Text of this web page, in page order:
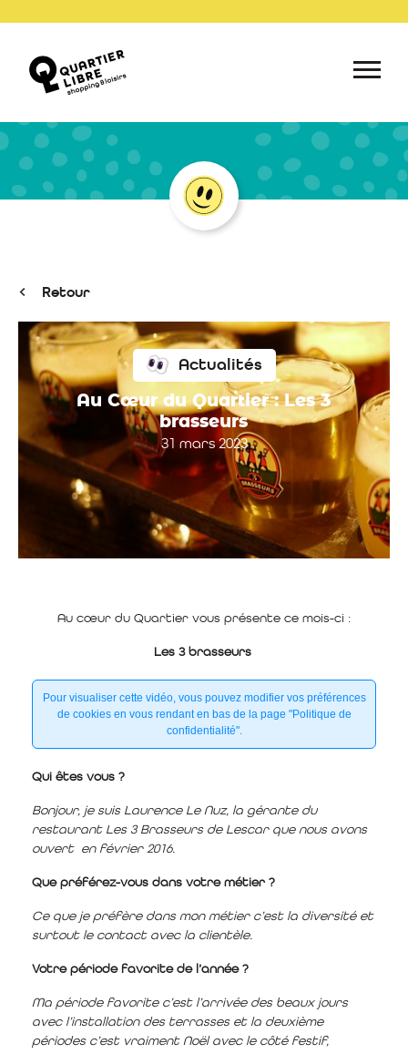
Retour
Actualités
Au Cœur du Quartier : Les 3
brasseurs
31 mars 2023
Au cœur du Quartier vous présente ce mois-ci :
Les 3 brasseurs
Pour visualiser cette vidéo, vous pouvez modifier vos préférences
de cookies en vous rendant en bas de la page "Politique de
confidentialité".
Qui êtes vous ?
Bonjour, je suis Laurence Le Nuz, la gérante du
restaurant Les 3 Brasseurs de Lescar que nous avons
ouvert en février 2016.
Que préférez-vous dans votre métier ?
Ce que je préfère dans mon métier c’est la diversité et
surtout le contact avec la clientèle.
Votre période favorite de l’année ?
Ma période favorite c’est l’arrivée des beaux jours
avec l’installation des terrasses et la deuxième
périodes c’est vraiment Noël avec le côté festif,